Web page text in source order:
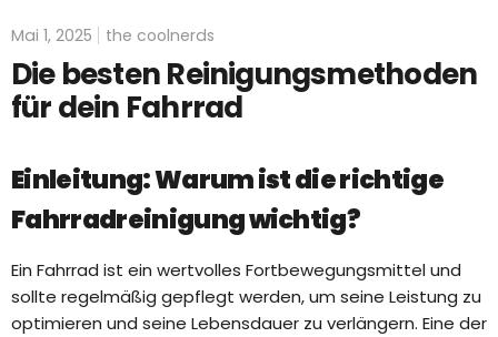
Mai 1, 2025 the coolnerds
Die besten Reinigungsmethoden
für dein Fahrrad
Einleitung: Warum ist die richtige
Fahrradreinigung wichtig?
Ein Fahrrad ist ein wertvolles Fortbewegungsmittel und
sollte regelmäßig gepflegt werden, um seine Leistung zu
optimieren und seine Lebensdauer zu verlängern. Eine der